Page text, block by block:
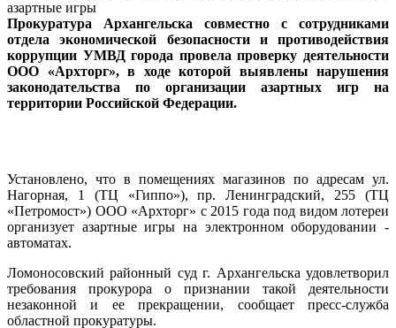
Прокуратура Архангельска совместно с сотрудниками
отдела экономической безопасности и противодействия
коррупции УМВД города провела проверку деятельности
ООО «Архторг», в ходе которой выявлены нарушения
законодательства по организации азартных игр на
территории Российской Федерации.
Установлено, что в помещениях магазинов по адресам ул.
Нагорная, 1 (ТЦ «Гиппо»), пр. Ленинградский, 255 (ТЦ
«Петромост») ООО «Архторг» с 2015 года под видом лотереи
организует азартные игры на электронном оборудовании -
автоматах.
Ломоносовский районный суд г. Архангельска удовлетворил
требования прокурора о признании такой деятельности
незаконной и ее прекращении, сообщает пресс-служба
областной прокуратуры.